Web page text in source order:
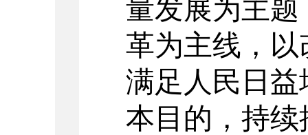
量发展为主
革为主线，
满足人民日
本目的，持续